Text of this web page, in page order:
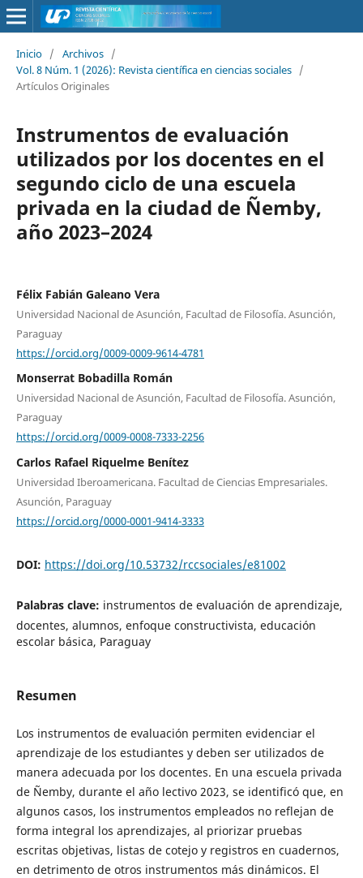
Inicio / Archivos /
Vol. 8 Núm. 1 (2026): Revista científica en ciencias sociales /
Artículos Originales
Instrumentos de evaluación
utilizados por los docentes en el
segundo ciclo de una escuela
privada en la ciudad de Ñemby,
año 2023–2024
Félix Fabián Galeano Vera
Universidad Nacional de Asunción, Facultad de Filosofía. Asunción,
Paraguay
https://orcid.org/0009-0009-9614-4781
Monserrat Bobadilla Román
Universidad Nacional de Asunción, Facultad de Filosofía. Asunción,
Paraguay
https://orcid.org/0009-0008-7333-2256
Carlos Rafael Riquelme Benítez
Universidad Iberoamericana. Facultad de Ciencias Empresariales.
Asunción, Paraguay
https://orcid.org/0000-0001-9414-3333
DOI: https://doi.org/10.53732/rccsociales/e81002
Palabras clave: instrumentos de evaluación de aprendizaje,
docentes, alumnos, enfoque constructivista, educación
escolar básica, Paraguay
Resumen
Los instrumentos de evaluación permiten evidenciar el
aprendizaje de los estudiantes y deben ser utilizados de
manera adecuada por los docentes. En una escuela privada
de Ñemby, durante el año lectivo 2023, se identificó que, en
algunos casos, los instrumentos empleados no reflejan de
forma integral los aprendizajes, al priorizar pruebas
escritas objetivas, listas de cotejo y registros en cuadernos,
en detrimento de otros instrumentos más dinámicos. El